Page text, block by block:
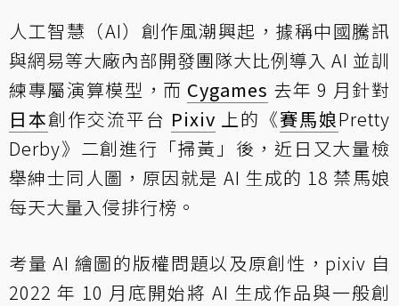
人工智慧（AI）創作風潮興起，據稱中國騰訊
與網易等大廠內部開發團隊大比例導入 AI 並訓
練專屬演算模型，而 Cygames 去年 9 月針對
日本創作交流平台 Pixiv 上的《賽馬娘Pretty
Derby》二創進行「掃黃」後，近日又大量檢
舉紳士同人圖，原因就是 AI 生成的 18 禁馬娘
每天大量入侵排行榜。
考量 AI 繪圖的版權問題以及原創性，pixiv 自
2022 年 10 月底開始將 AI 生成作品與一般創